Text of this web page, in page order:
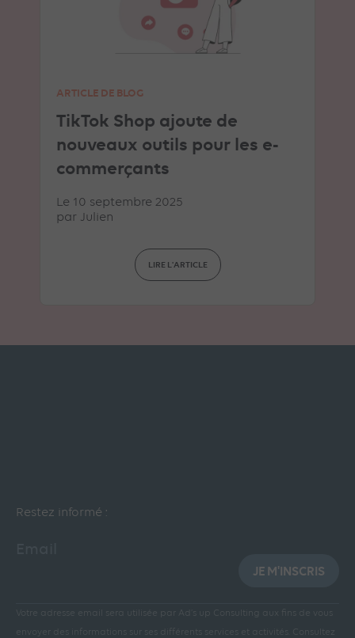
ARTICLE DE BLOG
TikTok Shop ajoute de
nouveaux outils pour les e-
commerçants
Le 10 septembre 2025
par Julien
LIRE L'ARTICLE
Restez informé :
JE M'INSCRIS
Votre adresse email sera utilisée par Ad’s up Consulting aux fins de vous
envoyer des informations sur ses différents services et activités.
Consultez